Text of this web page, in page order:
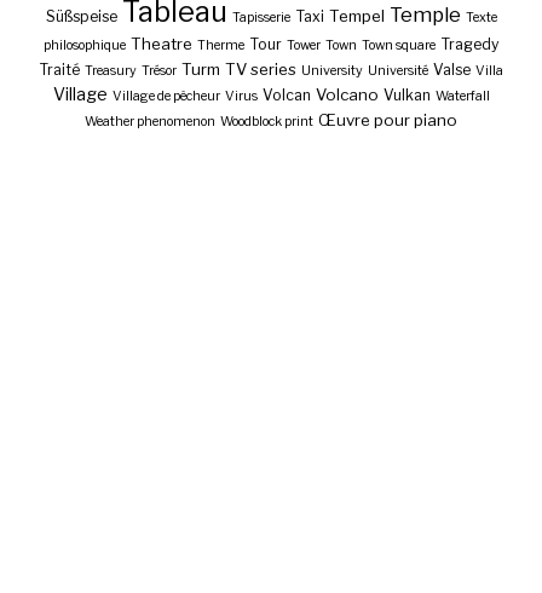
Süßspeise Tableau Tapisserie Taxi Tempel Temple Texte
philosophique Theatre Therme Tour Tower Town Town square Tragedy
Traité Treasury Trésor Turm TV series University Université Valse Villa
Village Village de pêcheur Virus Volcan Volcano Vulkan Waterfall
Weather phenomenon Woodblock print Œuvre pour piano